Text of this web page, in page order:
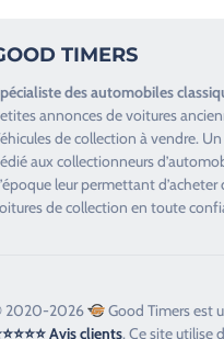
a
s
e
r
c
a
TIMERS
desautomobiles
annonces devoitures
de collection à vendre.
aux collectionneurs d’
leur permettant d’acheter
de collection en toute
2020-2026 Good Timers est
Avis clients. Ce site utilise